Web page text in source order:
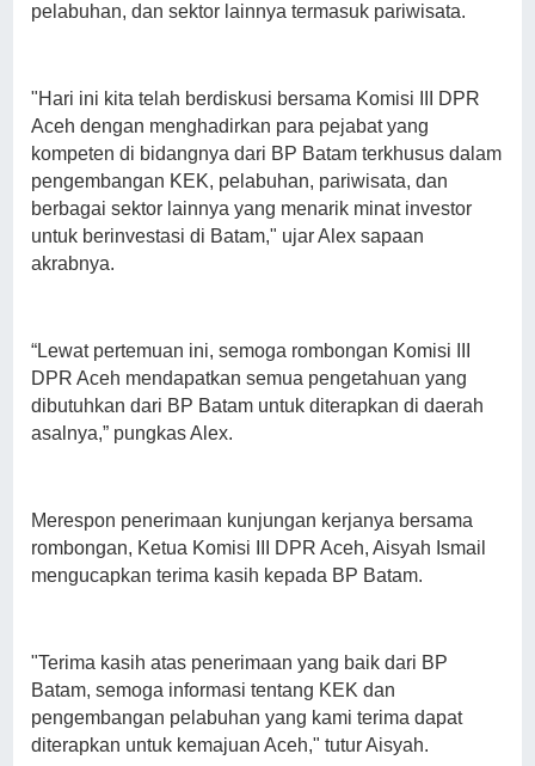
pelabuhan, dan sektor lainnya termasuk pariwisata.
"Hari ini kita telah berdiskusi bersama Komisi III DPR
Aceh dengan menghadirkan para pejabat yang
kompeten di bidangnya dari BP Batam terkhusus dalam
pengembangan KEK, pelabuhan, pariwisata, dan
berbagai sektor lainnya yang menarik minat investor
untuk berinvestasi di Batam," ujar Alex sapaan
akrabnya.
“Lewat pertemuan ini, semoga rombongan Komisi III
DPR Aceh mendapatkan semua pengetahuan yang
dibutuhkan dari BP Batam untuk diterapkan di daerah
asalnya,” pungkas Alex.
Merespon penerimaan kunjungan kerjanya bersama
rombongan, Ketua Komisi III DPR Aceh, Aisyah Ismail
mengucapkan terima kasih kepada BP Batam.
"Terima kasih atas penerimaan yang baik dari BP
Batam, semoga informasi tentang KEK dan
pengembangan pelabuhan yang kami terima dapat
diterapkan untuk kemajuan Aceh," tutur Aisyah.